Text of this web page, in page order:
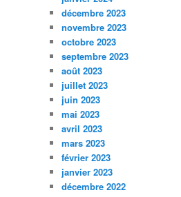
décembre 2023
novembre 2023
octobre 2023
septembre 2023
août 2023
juillet 2023
juin 2023
mai 2023
avril 2023
mars 2023
février 2023
janvier 2023
décembre 2022